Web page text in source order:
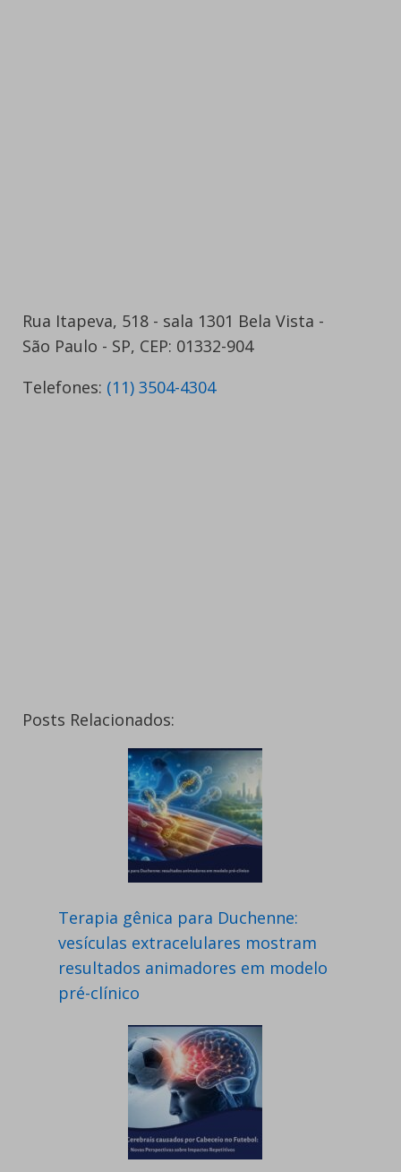
Rua Itapeva, 518 - sala 1301 Bela Vista -
São Paulo - SP, CEP: 01332-904
Telefones: (11) 3504-4304
Posts Relacionados:
Terapia gênica para Duchenne:
vesículas extracelulares mostram
resultados animadores em modelo
pré-clínico